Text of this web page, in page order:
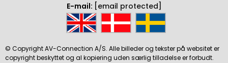
E-mail: [email protected]
© Copyright AV-Connection A/S. Alle billeder og tekster på websitet er
copyright beskyttet og al kopiering uden særlig tilladelse er forbudt.